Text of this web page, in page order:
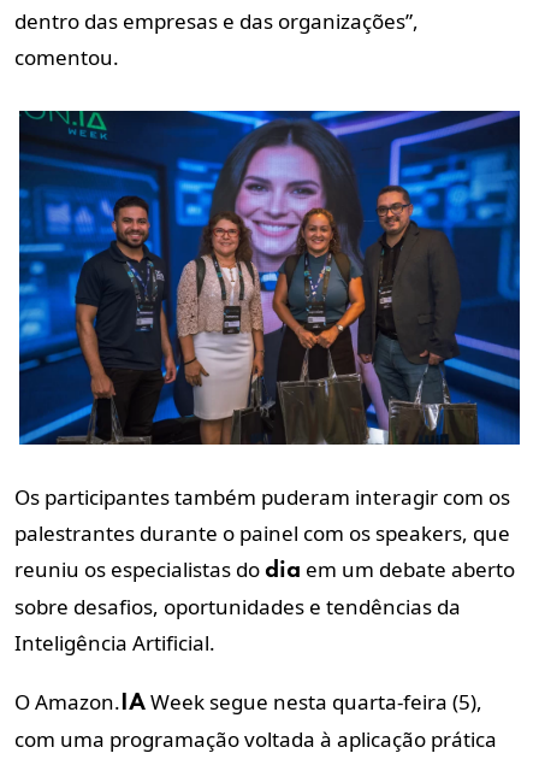
dentro das empresas e das organizações”,
comentou.
Os participantes também puderam interagir com os
palestrantes durante o painel com os speakers, que
reuniu os especialistas do dia em um debate aberto
sobre desafios, oportunidades e tendências da
Inteligência Artificial.
O Amazon. IA Week segue nesta quarta-feira (5),
com uma programação voltada à aplicação prática